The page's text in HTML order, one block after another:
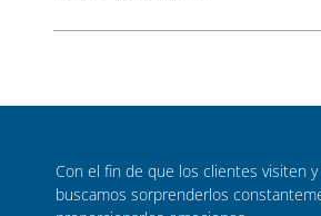
Con el fin de que los clientes visiten y
buscamos sorprenderlos